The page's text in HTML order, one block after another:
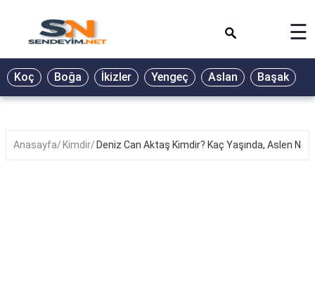
BİYOGRAFİ
GALERİ
☰
Koç Boğa İkizler Yengeç Aslan Başak
Anasayfa Kimdir Deniz Can Aktaş Kimdir? Kaç Yaşında, Aslen